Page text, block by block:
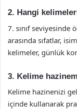
2. Hangi
7. sınıf
arasında sıfatlar,
kelimeler, günlük
3. Kelime
Kelime hazinenizi
içinde kullanarak